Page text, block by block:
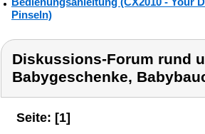
Pinseln)
Diskussions-Forum rund
Babygeschenke,
Seite: [1]